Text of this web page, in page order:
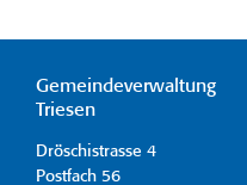
Gemeindeverwaltung
Triesen
Dröschistrasse 4
Postfach 56